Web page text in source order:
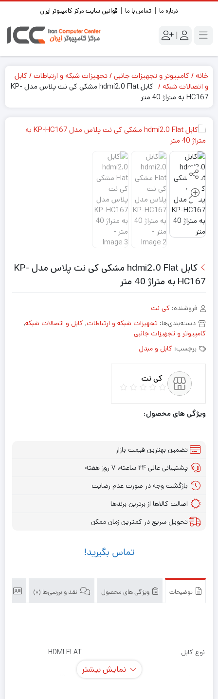
درباره ما تماس با ما قوانین سایت مرکز کامپیوتر ایران
|
خانه کامپیوتر و تجهیزات جانبی تجهیزات شبکه و ارتباطات
کابل
و اتصالات شبکه
کابل hdmi2.0 Flat مشکی کی نت پلاس مدل KP-
HC167 به متراژ 40 متر
کابل hdmi2.0 Flat مشکی کی نت پلاس مدل KP-
HC167 به متراژ 40 متر
فروشنده: کی نت
دسته‌بندی‌ها: تجهیزات شبکه و ارتباطات, کابل و اتصالات شبکه,
کامپیوتر و تجهیزات جانبی
برچسب: کابل و مبدل
کی نت
ویژگی های محصول:
تضمین بهترین قیمت بازار
پشتیبانی عالی ۲۴ ساعته، ۷ روز هفته
بازگشت وجه در صورت عدم رضایت
اصالت کالاها از برترین برندها
تحویل سریع در کمترین زمان ممکن
تماس بگیرید!
توضیحات ویژگی های محصول نقد و بررسی‌ها (0)
نوع کابل HDMI FLAT
نمایش بیشتر